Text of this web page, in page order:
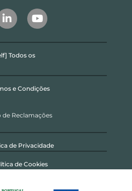
Todos os
e Condições
de Reclamações
de Privacidade
de Cookies